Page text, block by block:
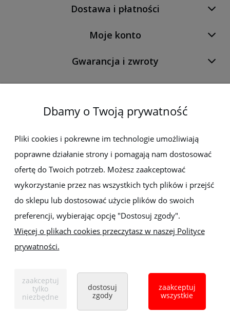
Dostawa i płatności
Moje konto
Gwarancja i zwroty
O firmie
Newsletter
Zapisz się do newslettera, aby być na bieżąco z nowościami i
promocjami
Handlowa 1, 35-103 Rzeszów
Tel:
+48 17 853 90 49 +48 668 191 214
Dbamy o Twoją prywatność
Pliki cookies i pokrewne im technologie umożliwiają
poprawne działanie strony i pomagają nam dostosować
ofertę do Twoich potrzeb. Możesz zaakceptować
wykorzystanie przez nas wszystkich tych plików i przejść
do sklepu lub dostosować użycie plików do swoich
preferencji, wybierając opcję "Dostosuj zgody".
Więcej o plikach cookies przeczytasz w naszej Polityce
prywatności.
zaakceptuj
tylko
niezbędne
dostosuj
zgody
zaakceptuj
wszystkie